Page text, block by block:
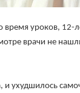
уроков, 12-
врачи не
и ухудшилось